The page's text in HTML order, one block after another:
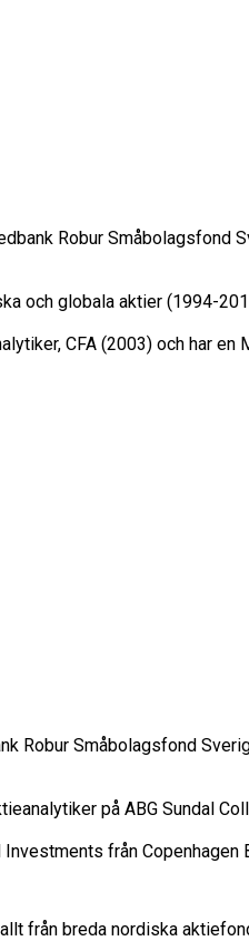
Robur Småbolagsfond
och globala aktier (1994-
CFA (2003) och har
Robur Småbolagsfond
på ABG Sundal
Investments från
från breda nordiska